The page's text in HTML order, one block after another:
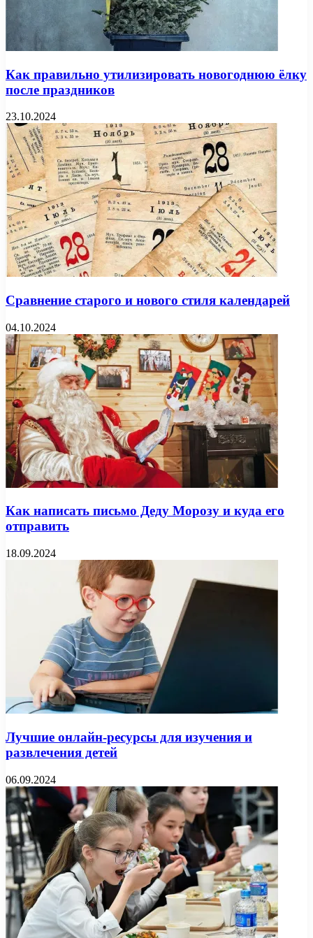
Как правильно утилизировать новогоднюю ёлку
после праздников
23.10.2024
Сравнение старого и нового стиля календарей
04.10.2024
Как написать письмо Деду Морозу и куда его
отправить
18.09.2024
Лучшие онлайн-ресурсы для изучения и
развлечения детей
06.09.2024